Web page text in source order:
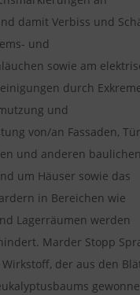
damit Verbiss und
und
sowie am
durch
und
von/an Fassaden,
und anderen baulichen
um Häuser sowie das
in Bereichen wie
Lagerräumen werden
Marder Stopp
der aus den